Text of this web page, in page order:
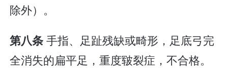
除外）。
第八条手指、足趾残缺或畸形，足底弓完
全消失的扁平足，重度皲裂症，不合格。